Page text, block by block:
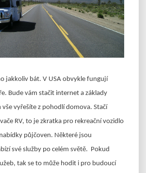
jakkoliv bát. V USA obvykle fungují
Bude vám stačit internet a základy
vyřešíte z pohodlí domova. Stačí
RV, to je zkratka pro rekreační vozidlo
půjčoven. Některé jsou
své služby po celém světě. Pokud
tak se to může hodit i pro budoucí